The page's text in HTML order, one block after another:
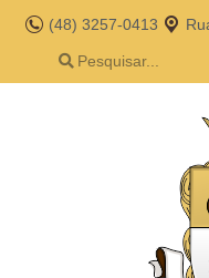
(48) 3257-0413